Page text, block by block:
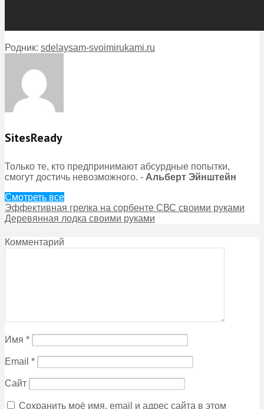
Родник: sdelaysam-svoimirukami.ru
SitesReady
Только те, кто предпринимают абсурдные попытки,
смогут достичь невозможного. - Альберт Эйнштейн
Смотреть все
Эффективная грелка на сорбенте СВС своими руками
Деревянная лодка своими руками
Комментарий
Имя *
Email *
Сайт
Сохранить моё имя, email и адрес сайта в этом